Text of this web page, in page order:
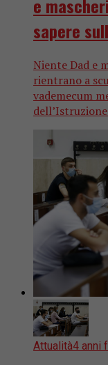
e
sapere
Niente Dad e
rientrano a
vademecum
dell’Istruzione
Attualità4 anni